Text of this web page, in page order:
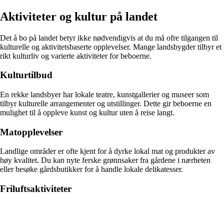
Aktiviteter og kultur på landet
Det å bo på landet betyr ikke nødvendigvis at du må ofre tilgangen til
kulturelle og aktivitetsbaserte opplevelser. Mange landsbygder tilbyr et
rikt kulturliv og varierte aktiviteter for beboerne.
Kulturtilbud
En rekke landsbyer har lokale teatre, kunstgallerier og museer som
tilbyr kulturelle arrangementer og utstillinger. Dette gir beboerne en
mulighet til å oppleve kunst og kultur uten å reise langt.
Matopplevelser
Landlige områder er ofte kjent for å dyrke lokal mat og produkter av
høy kvalitet. Du kan nyte ferske grønnsaker fra gårdene i nærheten
eller besøke gårdsbutikker for å handle lokale delikatesser.
Friluftsaktiviteter